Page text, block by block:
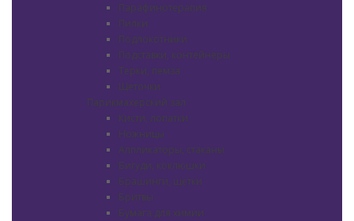
Парафинотерапия
Пилки
Подлокотники
Подставки, контейнеры
Терки, пемза
Щеточки
Парикмахерский зал
Кисти, лопатки
Ножницы
Аппликаторы, стаканы
Бигуди, коклюшки
Брашинги, щетки
Бритвы
Бумага для химии